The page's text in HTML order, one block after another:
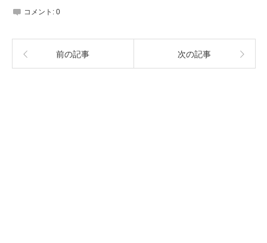
コメント: 0
前の記事 次の記事